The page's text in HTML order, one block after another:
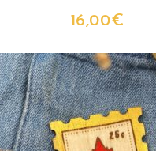
16,00€